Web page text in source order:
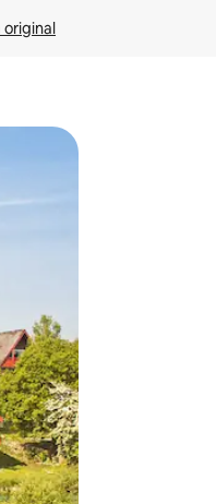
original
desliza el dedo.